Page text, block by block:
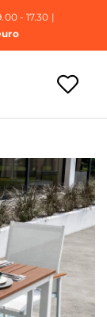
- 17.30 |